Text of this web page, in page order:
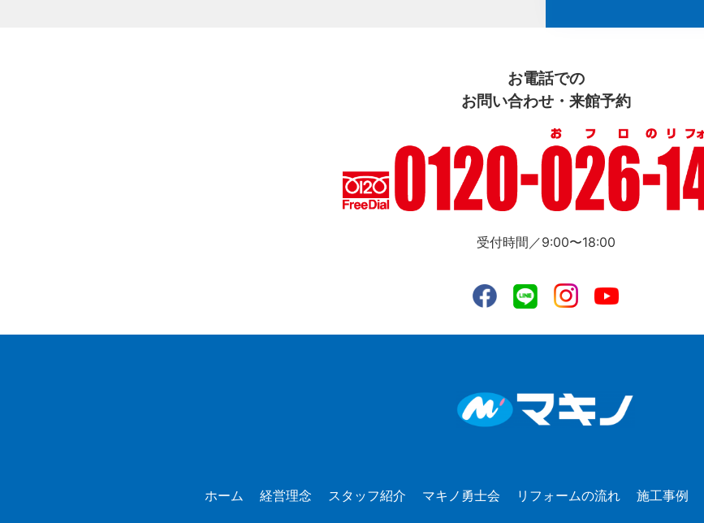
お電話での
お問い合わせ・来館予約
受付時間／9:00〜18:00
ホーム 経営理念 スタッフ紹介 マキノ勇士会 リフォームの流れ 施工事例